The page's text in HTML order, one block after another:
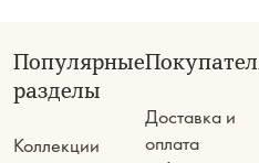
Популярные
разделы
Коллекции
Доставка и
оплата